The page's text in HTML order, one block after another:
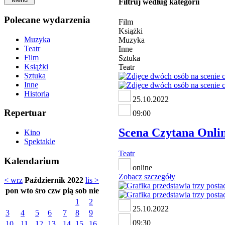
Polecane wydarzenia
Muzyka
Teatr
Film
Książki
Sztuka
Inne
Historia
Repertuar
Kino
Spektakle
Kalendarium
< wrz Październik 2022 lis >
pon wto śro czw pią sob nie
1
2
3
4 5 6 7 8
9
Filtruj według kategorii
Film
Książki
Muzyka
Inne
Sztuka
Teatr
25.10.2022
09:00
Scena Czytana
Teatr
online
Zobacz szczegóły
25.10.2022
09:30